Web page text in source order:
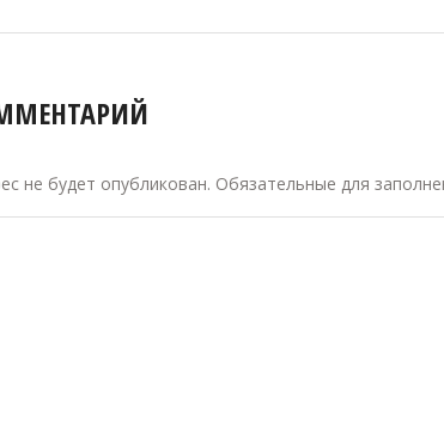
не будет опубликован. Обязательные для